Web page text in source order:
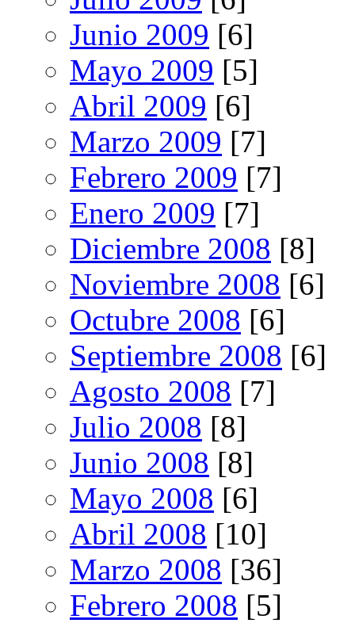
Junio 2009 [6]
Mayo 2009 [5]
Abril 2009 [6]
Marzo 2009 [7]
Febrero 2009 [7]
Enero 2009 [7]
Diciembre 2008 [8]
Noviembre 2008 [6]
Octubre 2008 [6]
Septiembre 2008 [6]
Agosto 2008 [7]
Julio 2008 [8]
Junio 2008 [8]
Mayo 2008 [6]
Abril 2008 [10]
Marzo 2008 [36]
Febrero 2008 [5]